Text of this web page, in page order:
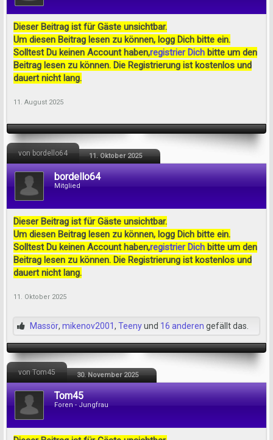
Dieser Beitrag ist für Gäste unsichtbar.
Um diesen Beitrag lesen zu können, logg Dich bitte ein.
Solltest Du keinen Account haben,registrier Dich bitte um den
Beitrag lesen zu können. Die Registrierung ist kostenlos und
dauert nicht lang.
11. August 2025
von bordello64 11. Oktober 2025
bordello64
Mitglied
Dieser Beitrag ist für Gäste unsichtbar.
Um diesen Beitrag lesen zu können, logg Dich bitte ein.
Solltest Du keinen Account haben,registrier Dich bitte um den
Beitrag lesen zu können. Die Registrierung ist kostenlos und
dauert nicht lang.
11. Oktober 2025
Massör, mikenov2001, Teenyund 16 anderen gefällt das.
von Tom45 30. November 2025
Tom45
Foren - Jungfrau